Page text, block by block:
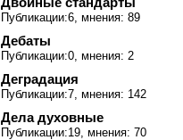
Публикации:6, мнения: 89
Дебаты
Публикации:0, мнения: 2
Деградация
Публикации:7, мнения: 142
Дела духовные
Публикации:19, мнения: 70